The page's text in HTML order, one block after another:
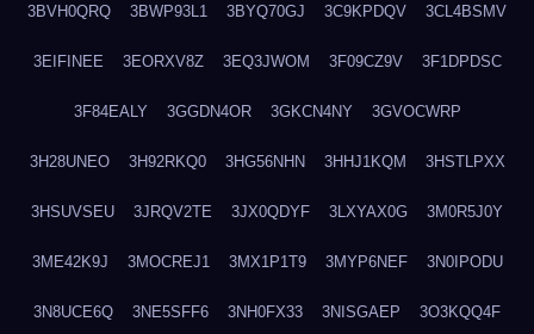
3BVH0QRQ 3BWP93L1 3BYQ70GJ 3C9KPDQV 3CL4BSMV
3EIFINEE 3EORXV8Z 3EQ3JWOM 3F09CZ9V 3F1DPDSC
3F84EALY 3GGDN4OR 3GKCN4NY 3GVOCWRP
3H28UNEO 3H92RKQ0 3HG56NHN 3HHJ1KQM 3HSTLPXX
3HSUVSEU 3JRQV2TE 3JX0QDYF 3LXYAX0G 3M0R5J0Y
3ME42K9J 3MOCREJ1 3MX1P1T9 3MYP6NEF 3N0IPODU
3N8UCE6Q 3NE5SFF6 3NH0FX33 3NISGAEP 3O3KQQ4F